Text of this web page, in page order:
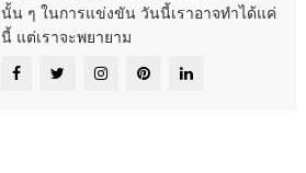
นั้น ๆ ในการแข่งขัน วันนี้เราอาจทำได้แค่
นี้ แต่เราจะพยายาม